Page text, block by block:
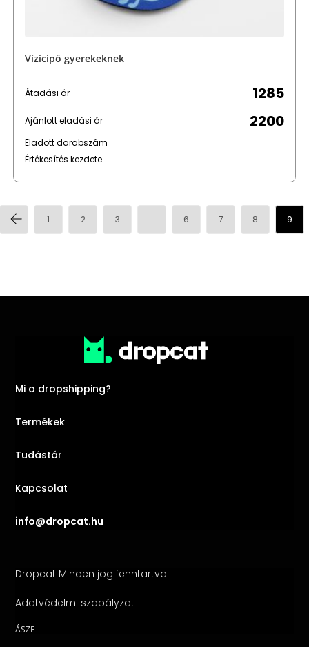
Vízicipő gyerekeknek
Átadási ár 1285
Ajánlott eladási ár 2200
Eladott darabszám
Értékesítés kezdete
1 2 3 … 6 7 8 9
Mi a dropshipping?
Termékek
Tudástár
Kapcsolat
info@dropcat.hu
Dropcat Minden jog fenntartva
Adatvédelmi szabályzat
ÁSZF